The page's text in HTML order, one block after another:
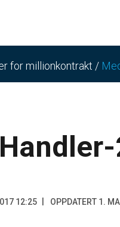
for millionkontrakt /
12:25 OPPDATERT 1.